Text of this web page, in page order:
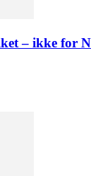
– ikke for